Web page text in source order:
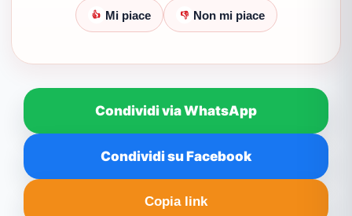
👍 Mi piace 👎 Non mi piace
Condividi via WhatsApp
Condividi su Facebook
Copia link